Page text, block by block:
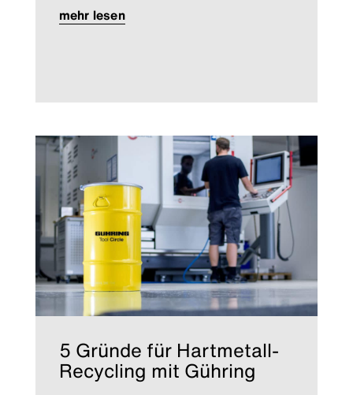
mehr lesen
5 Gründe für Hartmetall-
Recycling mit Gühring